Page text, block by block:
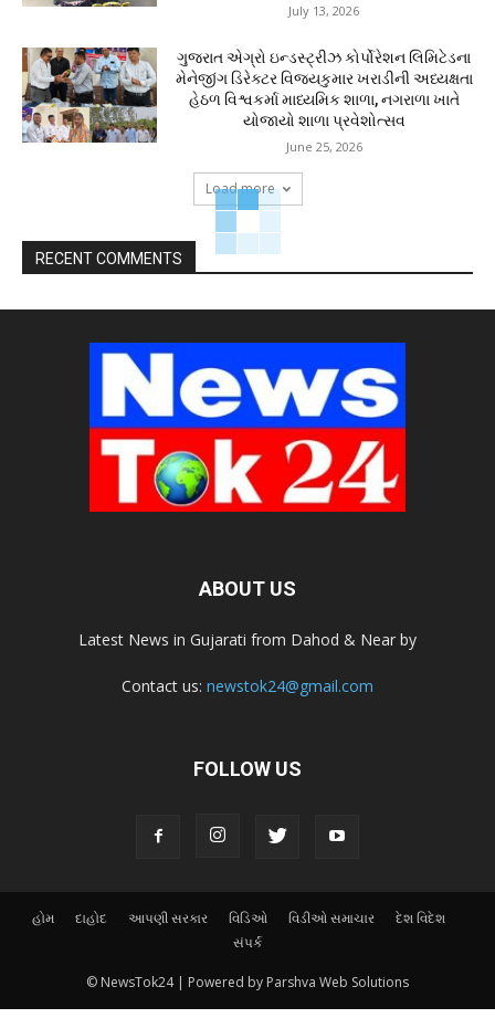
July 13, 2026
ગુજરાત એગ્રો ઇન્ડસ્ટ્રીઝ કોર્પોરેશન લિમિટેડના
મેનેજીંગ ડિરેક્ટર વિજયકુમાર ખરાડીની અધ્યક્ષતા
હેઠળ વિશ્વકર્મા માધ્યમિક શાળા, નગરાળા ખાતે
યોજાયો શાળા પ્રવેશોત્સવ
June 25, 2026
Load more
RECENT COMMENTS
ABOUT US
Latest News in Gujarati from Dahod & Near by
Contact us: newstok24@gmail.com
FOLLOW US
હોમ દાહોદ આપણી સરકાર વિડિઓ વિડીઓ સમાચાર
દેશ વિદેશ
સંપર્ક
© NewsTok24 | Powered by Parshva Web Solutions